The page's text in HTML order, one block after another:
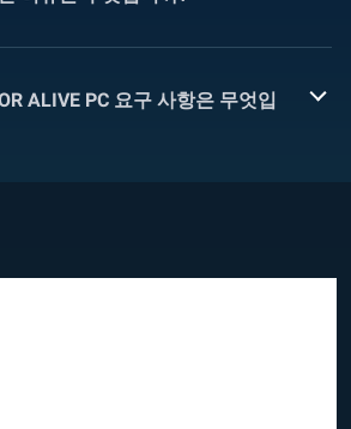
ALIVE PC 요구 사항은 무엇입